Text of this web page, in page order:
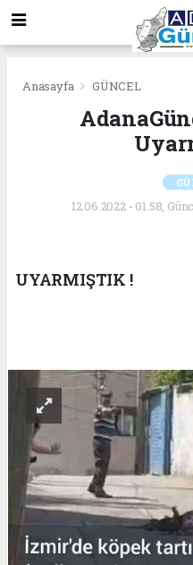
Anasayfa GÜNCEL
12.06.2022 - 01:58,
UYARMIŞTIK !